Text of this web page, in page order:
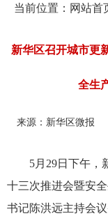
当前位置： 网站首
新华区召开城市更
全生
来源： 新华区微报
5月29日下午，
十三次推进会暨安
书记陈洪远主持会议